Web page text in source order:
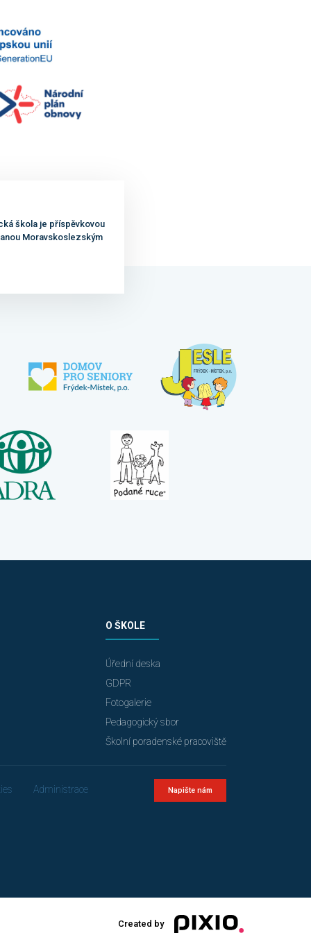
škola je příspěvkovou
Moravskoslezským
O ŠKOLE
Úřední deska
GDPR
Fotogalerie
Pedagogický sbor
Školní poradenské pracoviště
Administrace Napište nám
Created by